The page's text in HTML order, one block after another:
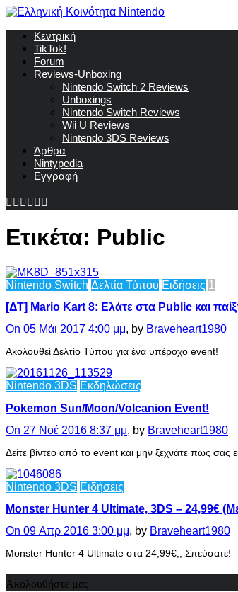
Κεντρική
TikTok!
Forum
Reviews-Unboxing
Nintendo Switch 2 Reviews
Unboxings
Nintendo Switch Reviews
Wii U Reviews
Nintendo 3DS Reviews
Άρθρα
Nintypedia
Εγγραφή
Ετικέτα: Public
Nintendo Switch Δελτία Τύπου Ειδήσεις 1
[ΔΤ] Mario Kart 8: Ελάτε στα Public και
On 05 Μάι 2017 4:00 μμ, by Braveheart1980
Ακολουθεί Δελτίο Τύπου για ένα υπέροχο event!
Nintendo 3DS Εκδηλώσεις
Pokemon Sun/Moon/Volcanion Event!
On 27 Νοέ 2016 8:37 μμ, by Braveheart1980
Δείτε βίντεο από το event και μην ξεχνάτε πως
Nintendo 3DS Ειδήσεις
Monster Hunter 4 Ultimate, 3DS – 24,99€
On 09 Απρ 2016 3:00 μμ, by Braveheart1980
Monster Hunter 4 Ultimate στα 24,99€;; Σπεύσατε!
Ακολουθήστε μας